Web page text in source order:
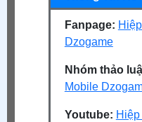
Fanpage:
Dzogame
Nhóm thảo
Mobile
Youtube: